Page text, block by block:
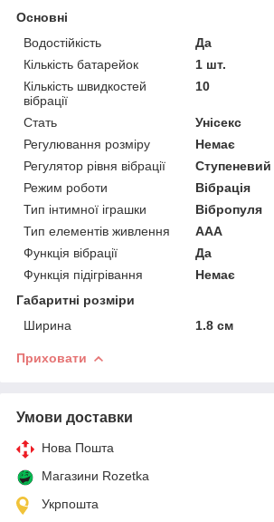
Основні
Водостійкість
Да
Кількість батарейок
1 шт.
Кількість швидкостей
вібрації
10
Стать
Унісекс
Регулювання розміру
Немає
Регулятор рівня вібрації
Ступеневий
Режим роботи
Вібрація
Тип інтимної іграшки
Вібропуля
Тип елементів живлення
AAA
Функція вібрації
Да
Функція підігрівання
Немає
Габаритні розміри
Ширина
1.8 см
Приховати
Умови доставки
Нова Пошта
Магазини Rozetka
Укрпошта